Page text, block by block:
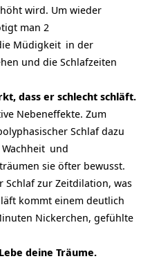
wird. Um wieder
man 2
Müdigkeit in der
und die Schlafzeiten
dass er schlecht schläft.
Nebeneffekte. Zum
Schlaf dazu
Wachheit und
sie öfter bewusst.
zur Zeitdilation, was
kommt einem deutlich
Nickerchen, gefühlte
deine Träume.